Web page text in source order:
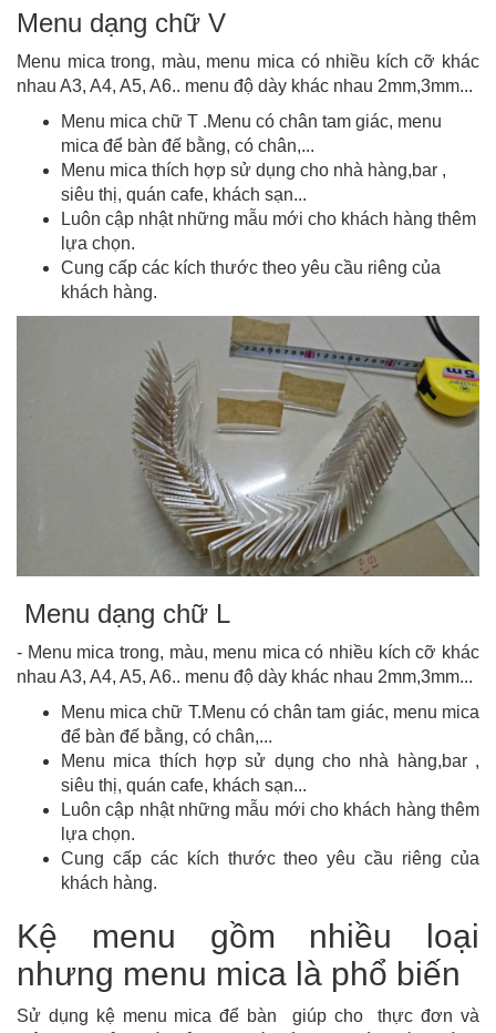
Menu dạng chữ V
Menu mica trong, màu, menu mica có nhiều kích cỡ khác
nhau A3, A4, A5, A6.. menu độ dày khác nhau 2mm,3mm...
Menu mica chữ T .Menu có chân tam giác, menu
mica để bàn đế bằng, có chân,...
Menu mica thích hợp sử dụng cho nhà hàng,bar ,
siêu thị, quán cafe, khách sạn...
Luôn cập nhật những mẫu mới cho khách hàng thêm
lựa chọn.
Cung cấp các kích thước theo yêu cầu riêng của
khách hàng.
Menu dạng chữ L
- Menu mica trong, màu, menu mica có nhiều kích cỡ khác
nhau A3, A4, A5, A6.. menu độ dày khác nhau 2mm,3mm...
Menu mica chữ T.Menu có chân tam giác, menu mica
để bàn đế bằng, có chân,...
Menu mica thích hợp sử dụng cho nhà hàng,bar ,
siêu thị, quán cafe, khách sạn...
Luôn cập nhật những mẫu mới cho khách hàng thêm
lựa chọn.
Cung cấp các kích thước theo yêu cầu riêng của
khách hàng.
Kệ menu gồm nhiều loại
nhưng menu mica là phổ biến
Sử dụng kệ menu mica để bàn giúp cho thực đơn và